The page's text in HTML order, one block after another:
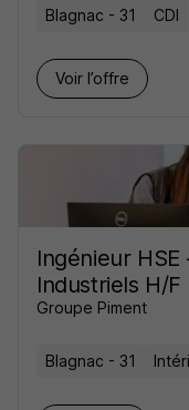
Blagnac - 31 CDI
Voir l’offre
Ingénieur
Industriels H/F
Groupe Piment
Blagnac - 31